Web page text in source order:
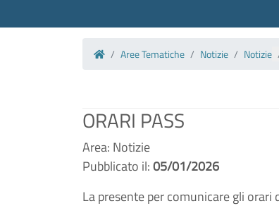
Homepage
Aree Tematiche Notizie Notizie
ORARI PASS
Area: Notizie
Pubblicato il:05/01/2026
La presente per comunicare gli